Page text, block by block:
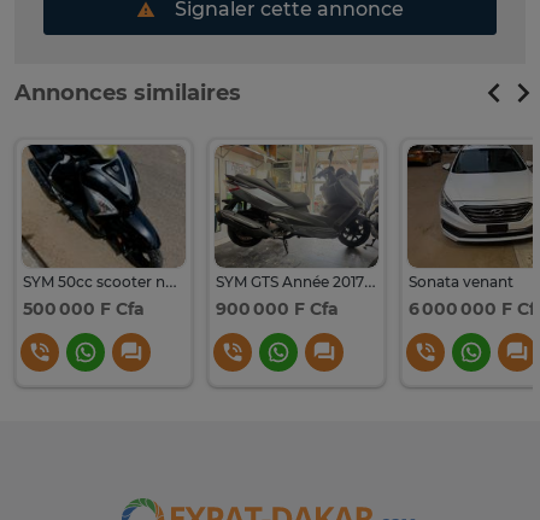
Signaler cette annonce
Annonces similaires
SYM 50cc scooter noir mobilité urbaine économique
500 000 F Cfa
SYM GTS Année 2017 avec CMC
900 000 F Cfa
Sonata venant
6 000 000 F